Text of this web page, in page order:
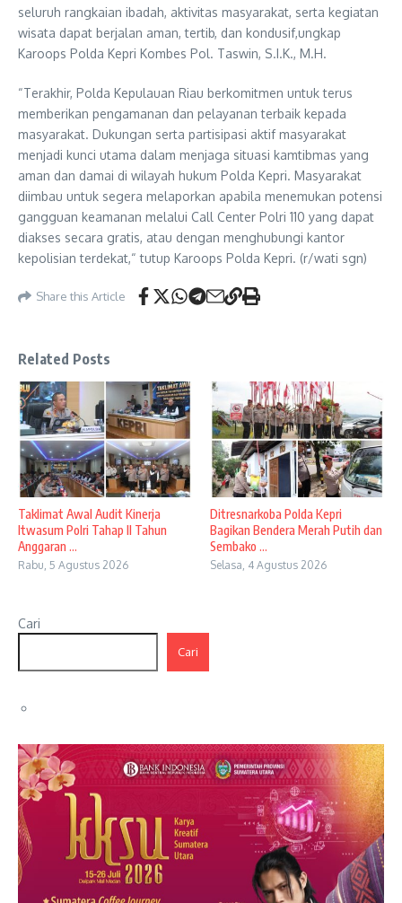
seluruh rangkaian ibadah, aktivitas masyarakat, serta kegiatan
wisata dapat berjalan aman, tertib, dan kondusif,ungkap
Karoops Polda Kepri Kombes Pol. Taswin, S.I.K., M.H.
“Terakhir, Polda Kepulauan Riau berkomitmen untuk terus
memberikan pengamanan dan pelayanan terbaik kepada
masyarakat. Dukungan serta partisipasi aktif masyarakat
menjadi kunci utama dalam menjaga situasi kamtibmas yang
aman dan damai di wilayah hukum Polda Kepri. Masyarakat
diimbau untuk segera melaporkan apabila menemukan potensi
gangguan keamanan melalui Call Center Polri 110 yang dapat
diakses secara gratis, atau dengan menghubungi kantor
kepolisian terdekat,“ tutup Karoops Polda Kepri. (r/wati sgn)
Share this Article
Related Posts
Taklimat Awal Audit Kinerja
Itwasum Polri Tahap II Tahun
Anggaran ...
Rabu, 5 Agustus 2026
Ditresnarkoba Polda Kepri
Bagikan Bendera Merah Putih dan
Sembako ...
Selasa, 4 Agustus 2026
Cari
Cari